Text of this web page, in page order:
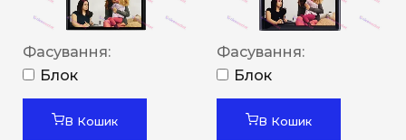
Фасування:
Блок
В Кошик
Фасування:
Блок
В Кошик